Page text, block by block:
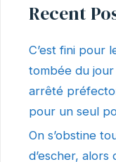
Recent
C’est fini pour
tombée du
arrêté
pour un seul
On s’obstine
d’escher,